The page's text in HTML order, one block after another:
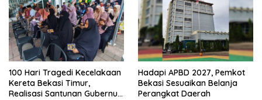
100 Hari Tragedi Kecelakaan
Kereta Bekasi Timur,
Realisasi Santunan Gubernur
Hadapi APBD 2027, Pemkot
Bekasi Sesuaikan Belanja
Perangkat Daerah